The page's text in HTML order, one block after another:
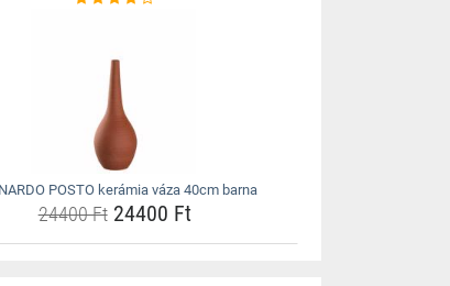
POSTO kerámia váza 40cm barna
24400 Ft24400 Ft